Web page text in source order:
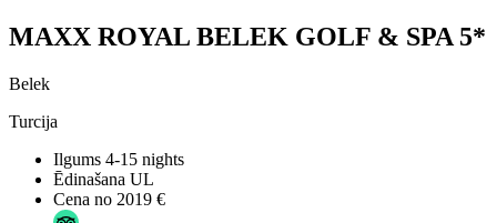
MAXX ROYAL BELEK GOLF & SPA 5*
Belek
Turcija
Ilgums 4-15 nights
Ēdinašana UL
Cena no 2019 €